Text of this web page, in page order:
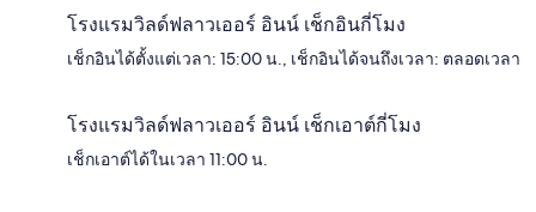
โรงแรมวิลด์ฟลาวเออร์ อินน์ เช็กอินกี่โมง
เช็กอินได้ตั้งแต่เวลา: 15:00 น., เช็กอินได้จนถึงเวลา: ตลอดเวลา
โรงแรมวิลด์ฟลาวเออร์ อินน์ เช็กเอาต์กี่โมง
เช็กเอาต์ได้ในเวลา 11:00 น.